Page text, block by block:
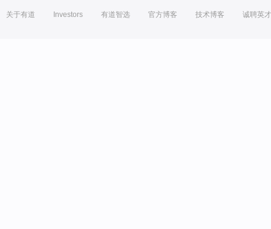
关于有道 Investors 有道智选 官方博客 技术博客 诚聘英才